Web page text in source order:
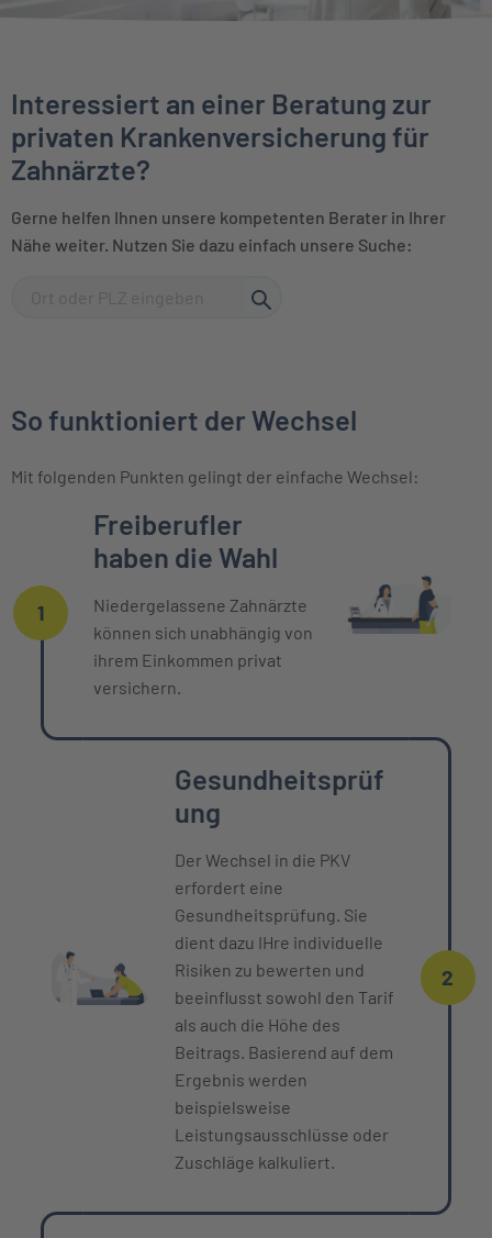
Interessiert an einer Beratung zur
privaten Krankenversicherung für
Zahnärzte?
Gerne helfen Ihnen unsere kompetenten Berater in Ihrer
Nähe weiter. Nutzen Sie dazu einfach unsere Suche:
So funktioniert der Wechsel
Mit folgenden Punkten gelingt der einfache Wechsel:
Einzelne Oberpunkte mit zeitlichem
1
Freiberufler
haben die Wahl
Niedergelassene Zahnärzte
können sich unabhängig von
ihrem Einkommen privat
versichern.
Gesundheitsprüf
ung
Der Wechsel in die PKV
erfordert eine
Gesundheitsprüfung. Sie
dient dazu IHre individuelle
Risiken zu bewerten und
beeinflusst sowohl den Tarif
als auch die Höhe des
Beitrags. Basierend auf dem
Ergebnis werden
beispielsweise
Leistungsausschlüsse oder
Zuschläge kalkuliert.
2